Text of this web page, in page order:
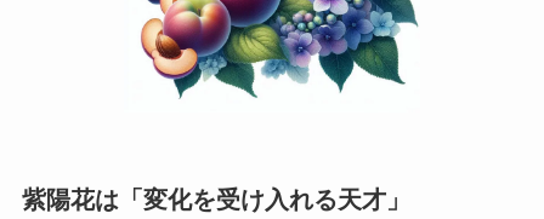
紫陽花は「変化を受け入れる天才」